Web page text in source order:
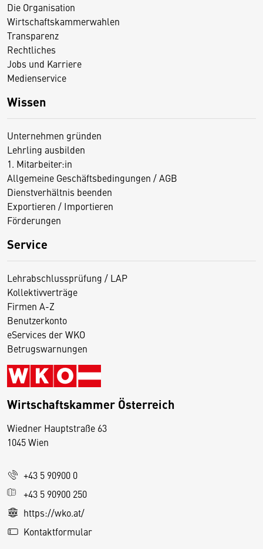
Die Organisation
Wirtschaftskammerwahlen
Transparenz
Rechtliches
Jobs und Karriere
Medienservice
Wissen
Unternehmen gründen
Lehrling ausbilden
1. Mitarbeiter:in
Allgemeine Geschäftsbedingungen / AGB
Dienstverhältnis beenden
Exportieren / Importieren
Förderungen
Service
Lehrabschlussprüfung / LAP
Kollektivverträge
Firmen A-Z
Benutzerkonto
eServices der WKO
Betrugswarnungen
Wirtschaftskammer Österreich
Wiedner Hauptstraße 63
1045 Wien
+43 5 90900 0
+43 5 90900 250
https://wko.at/
Kontaktformular
D
s
e
S
e